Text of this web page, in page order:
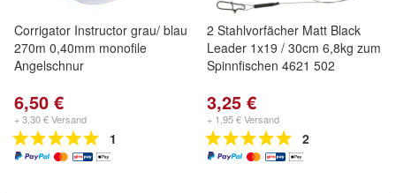
Corrigator Instructor grau/ blau
270m 0,40mm monofile
Angelschnur
6,50 €
+ 3,30 € Versand
1
2 Stahlvorfächer Matt Black
Leader 1x19 / 30cm 6,8kg zum
Spinnfischen 4621 502
3,25 €
+ 1,95 € Versand
2